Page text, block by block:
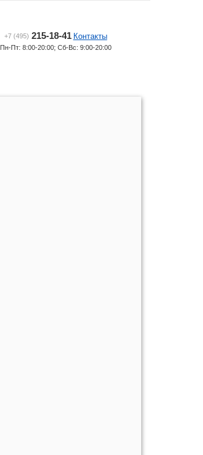
+7 (495) 215-18-41 Контакты
Пн-Пт: 8:00-20:00; Сб-Вс: 9:00-20:00